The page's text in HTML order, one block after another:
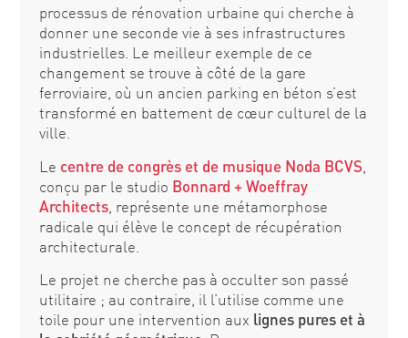
processus de rénovation urbaine qui cherche à
donner une seconde vie à ses infrastructures
industrielles. Le meilleur exemple de ce
changement se trouve à côté de la gare
ferroviaire, où un ancien parking en béton s’est
transformé en battement de cœur culturel de la
ville.
Le centre de congrès et de musique Noda BCVS
conçu par le studio Bonnard + Woeffray
Architects, représente une métamorphose
radicale qui élève le concept de récupération
architecturale.
Le projet ne cherche pas à occulter son passé
utilitaire ; au contraire, il l’utilise comme une
toile pour une intervention aux lignes pures et à